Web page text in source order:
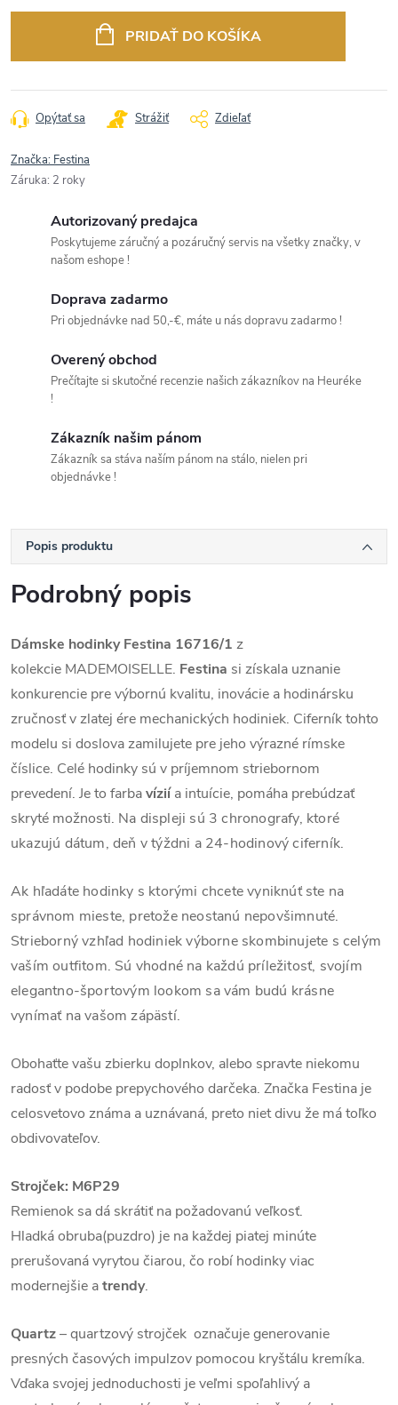
PRIDAŤ DO KOŠÍKA
Opýtať sa Strážiť Zdieľať
Značka: Festina
Záruka: 2 roky
Autorizovaný predajca
Poskytujeme záručný a pozáručný servis na všetky značky, v
našom eshope !
Doprava zadarmo
Pri objednávke nad 50,-€, máte u nás dopravu zadarmo !
Overený obchod
Prečítajte si skutočné recenzie našich zákazníkov na Heuréke
!
Zákazník našim pánom
Zákazník sa stáva naším pánom na stálo, nielen pri
objednávke !
Popis produktu
Podrobný popis
Dámske hodinky Festina 16716/1 z
kolekcie MADEMOISELLE. Festina si získala uznanie
konkurencie pre výbornú kvalitu, inovácie a hodinársku
zručnosť v zlatej ére mechanických hodiniek. Ciferník tohto
modelu si doslova zamilujete pre jeho výrazné rímske
číslice. Celé hodinky sú v príjemnom striebornom
prevedení. Je to farbavíziía intuície, pomáha prebúdzať
skryté možnosti. Na displeji sú 3 chronografy, ktoré
ukazujú dátum, deň v týždni a 24-hodinový ciferník.
Ak hľadáte hodinky s ktorými chcete vyniknúť ste na
správnom mieste, pretože neostanú nepovšimnuté.
Strieborný vzhľad hodiniek výborne skombinujete s celým
vaším outfitom. Sú vhodné na každú príležitosť, svojím
elegantno-športovým lookom sa vám budú krásne
vynímať na vašom zápästí.
Obohaťte vašu zbierku doplnkov, alebo spravte niekomu
radosť v podobe prepychového darčeka. Značka Festina je
celosvetovo známa a uznávaná, preto niet divu že má toľko
obdivovateľov.
Strojček: M6P29
Remienok sa dá skrátiť na požadovanú veľkosť.
Hladká obruba(puzdro) je na každej piatej minúte
prerušovaná vyrytou čiarou, čo robí hodinky viac
modernejšie atrendy.
Quartz– quartzový strojček označuje generovanie
presných časových impulzov pomocou kryštálu kremíka.
Vďaka svojej jednoduchosti je veľmi spoľahlivý a